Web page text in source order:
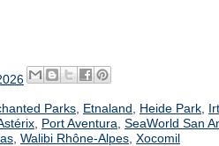
Parks, Etnaland Heide Park,
, Port Aventura SeaWorld San
, Walibi Rhône-Alpes, Xocomil